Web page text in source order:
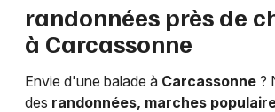
randonnées près de
à Carcassonne
Envie d'une balade à Carcassonne ?
des randonnées, marches